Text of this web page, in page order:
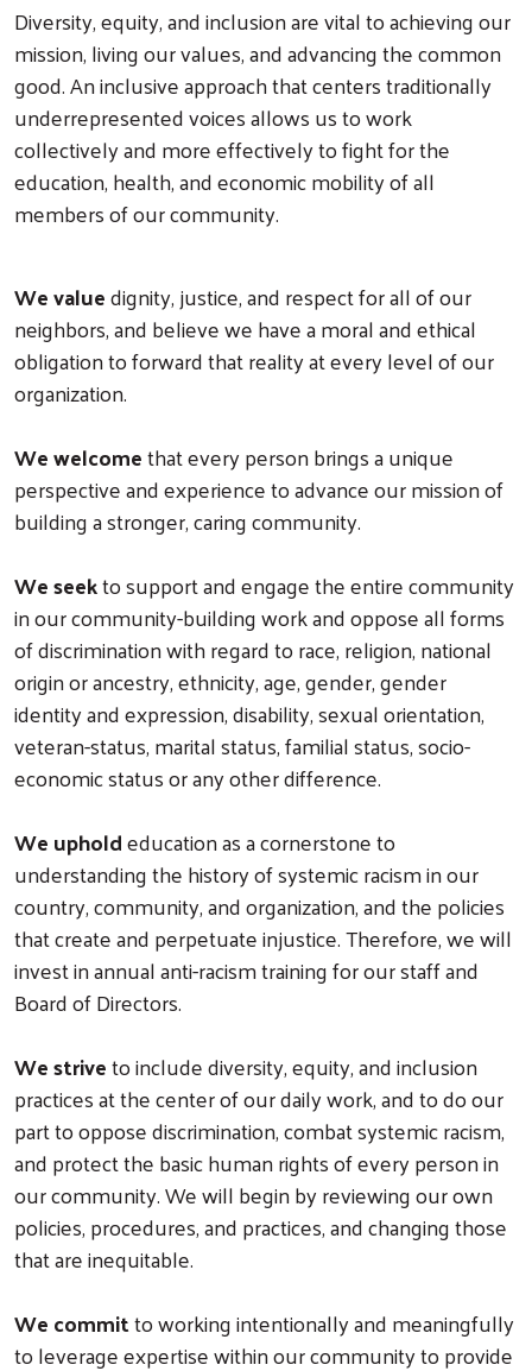
Diversity, equity, and inclusion are vital to achieving our
mission, living our values, and advancing the common
good. An inclusive approach that centers traditionally
underrepresented voices allows us to work
collectively and more effectively to fight for the
education, health, and economic mobility of all
members of our community.
We valuedignity, justice, and respect for all of our
neighbors, and believe we have a moral and ethical
obligation to forward that reality at every level of our
organization.
We welcomethat every person brings a unique
perspective and experience to advance our mission of
building a stronger, caring community.
We seekto support and engage the entire community
in our community-building work and oppose all forms
of discrimination with regard to race, religion, national
origin or ancestry, ethnicity, age, gender, gender
identity and expression, disability, sexual orientation,
veteran-status, marital status, familial status, socio-
economic status or any other difference.
We upholdeducation as a cornerstone to
understanding the history of systemic racism in our
country, community, and organization, and the policies
that create and perpetuate injustice. Therefore, we will
invest in annual anti-racism training for our staff and
Board of Directors.
We striveto include diversity, equity, and inclusion
practices at the center of our daily work, and to do our
part to oppose discrimination, combat systemic racism,
and protect the basic human rights of every person in
our community. We will begin by reviewing our own
policies, procedures, and practices, and changing those
that are inequitable.
We committo working intentionally and meaningfully
to leverage expertise within our community to provide